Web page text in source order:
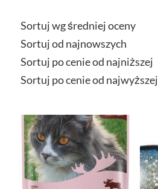
Sortuj wg średniej oceny
Sortuj od najnowszych
Sortuj po cenie od najniższej
Sortuj po cenie od najwyższej